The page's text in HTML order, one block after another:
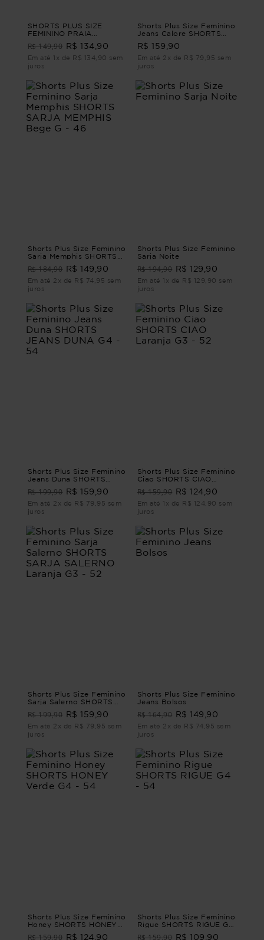
SHORTS PLUS SIZE
FEMININO PRAIA
MARONTI Verde M
R$ 149,90 R$ 134,90
Em até 1x de R$ 134,90 sem
juros
Shorts Plus Size Feminino
Jeans Calore SHORTS
JEANS CALORE G1
R$ 159,90
Em até 2x de R$ 79,95 sem
juros
Shorts Plus Size Feminino
Sarja Memphis SHORTS
SARJA MEMPHIS Bege G
- 46
R$ 184,90 R$ 149,90
Em até 2x de R$ 74,95 sem
juros
Shorts Plus Size Feminino
Sarja Noite
R$ 194,90 R$ 129,90
Em até 1x de R$ 129,90 sem
juros
Shorts Plus Size Feminino
Jeans Duna SHORTS
JEANS DUNA G4 - 54
R$ 199,90 R$ 159,90
Em até 2x de R$ 79,95 sem
juros
Shorts Plus Size Feminino
Ciao SHORTS CIAO
Laranja G3 - 52
R$ 159,90 R$ 124,90
Em até 1x de R$ 124,90 sem
juros
Shorts Plus Size Feminino
Sarja Salerno SHORTS
SARJA SALERNO Laranja
G3 - 52
R$ 199,90 R$ 159,90
Em até 2x de R$ 79,95 sem
juros
Shorts Plus Size Feminino
Jeans Bolsos
R$ 164,90 R$ 149,90
Em até 2x de R$ 74,95 sem
juros
Shorts Plus Size Feminino
Honey SHORTS HONEY
Verde G4 - 54
R$ 159,90 R$ 124,90
Shorts Plus Size Feminino
Rigue SHORTS RIGUE G4
R$ 159,90 R$ 109,90